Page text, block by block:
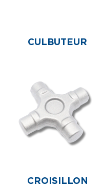
CULBUTEUR
CROISILLON